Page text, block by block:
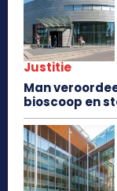
Justitie
Man
bioscoop en